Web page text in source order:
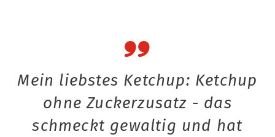
Mein liebstes Ketchup: Ketchup
ohne Zuckerzusatz - das
schmeckt gewaltig und hat